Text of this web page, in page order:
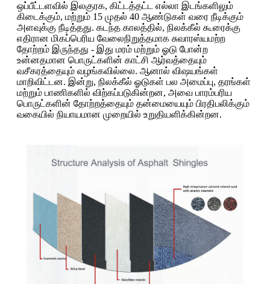
ஒப்பீட்டளவில் இலகுரக, கிட்டத்தட்ட எல்லா இடங்களிலும்
கிடைக்கும், மற்றும் 15 முதல் 40 ஆண்டுகள் வரை நீடிக்கும்
அளவுக்கு நீடித்தது. கடந்த காலத்தில், நிலக்கீல் கூரைக்கு
எதிரான மிகப்பெரிய வேலைநிறுத்தமாக சுவாரஸ்யமற்ற
தோற்றம் இருந்தது - இது மரம் மற்றும் ஓடு போன்ற
உன்னதமான பொருட்களின் காட்சி ஆர்வத்தையும்
வசீகரத்தையும் வழங்கவில்லை. ஆனால் விஷயங்கள்
மாறிவிட்டன. இன்று, நிலக்கீல் ஓடுகள் பல அமைப்பு, தரங்கள்
மற்றும் பாணிகளில் விற்கப்படுகின்றன, அவை பாரம்பரிய
பொருட்களின் தோற்றத்தையும் தன்மையையும் பிரதிபலிக்கும்
வகையில் நியாயமான முறையில் உறுதியளிக்கின்றன.